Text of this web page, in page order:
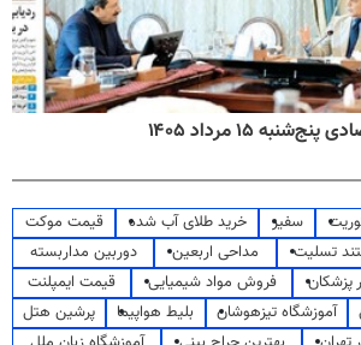
۱۵ مرداد ۱۴۰۵
سفیر خرید طلای آب شده
قیمت موکت
تسلیت مداحی اربعین
دوربین مداربسته
پزشکان
فروش مواد شیمیایی
قیمت ایمپلنت
آموزشگاه تیزهوشان بلیط هواپیما
پرشین هتل